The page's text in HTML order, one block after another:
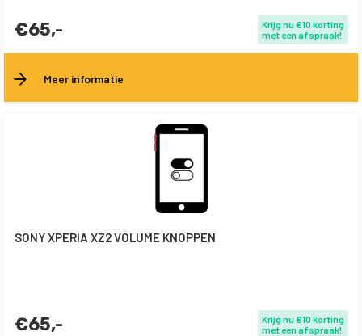
€65,-
Krijg nu €10 korting
met een afspraak!
Meer informatie
SONY XPERIA XZ2 VOLUME KNOPPEN
€65,-
Krijg nu €10 korting
met een afspraak!